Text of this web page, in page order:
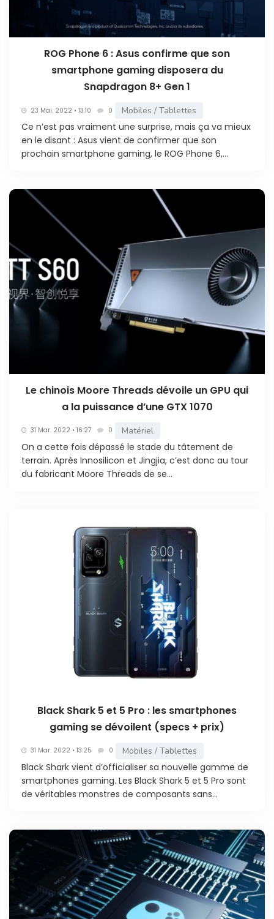
ROG Phone 6 : Asus confirme que son
smartphone gaming disposera du
Snapdragon 8+ Gen 1
23 Mai. 2022 • 13:10 0 Mobiles / Tablettes
Ce n’est pas vraiment une surprise, mais ça va mieux
en le disant : Asus vient de confirmer que son
prochain smartphone gaming, le ROG Phone 6,...
Le chinois Moore Threads dévoile un GPU qui
a la puissance d’une GTX 1070
31 Mar. 2022 • 16:27 0 Matériel
On a cette fois dépassé le stade du tâtement de
terrain. Après Innosilicon et Jingjia, c’est donc au tour
du fabricant Moore Threads de se...
Black Shark 5 et 5 Pro : les smartphones
gaming se dévoilent (specs + prix)
31 Mar. 2022 • 13:25 0 Mobiles / Tablettes
Black Shark vient d’officialiser sa nouvelle gamme de
smartphones gaming. Les Black Shark 5 et 5 Pro sont
de véritables monstres de composants sans...